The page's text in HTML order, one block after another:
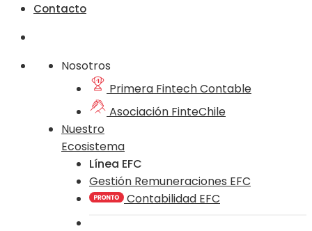
Contacto
Nosotros
Primera Fintech Contable
Asociación FinteChile
Nuestro
Ecosistema
Línea EFC
Gestión Remuneraciones EFC
Contabilidad EFC